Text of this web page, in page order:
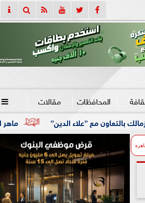
المحافظات مقالات 
ماهر الزين: 25 حافلة تُعيد 1250 سودانيًا ضمن الفوج الـ41.. والالتزام بوثائق السفر عزز انسيابية العودة الطوعية الدين”